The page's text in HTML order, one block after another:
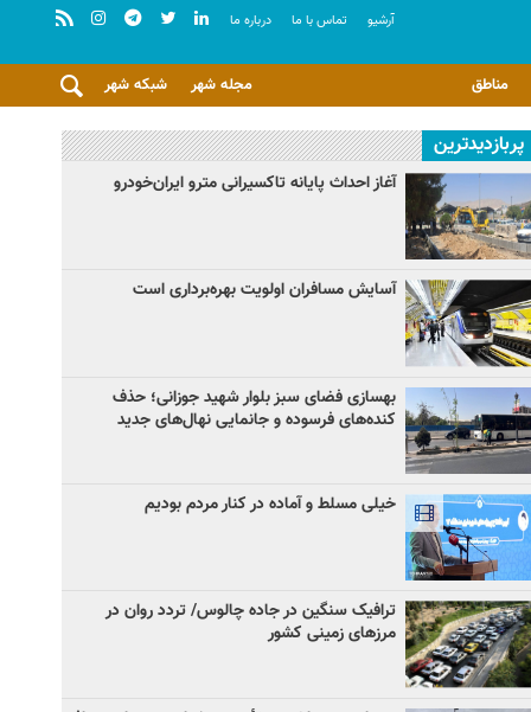
آرشيو تماس با ما درباره ما
مناطق شبکه شهر مجله شهر
پربازدیدترین
آغاز احداث پایانه تاکسیرانی مترو ایران‌خودرو
آسایش مسافران اولویت بهره‌برداری است
بهسازی فضای سبز بلوار شهید جوزانی؛ حذف
کنده‌های فرسوده و جانمایی نهال‌های جدید
خیلی مسلط و آماده در کنار مردم بودیم
ترافیک سنگین در جاده چالوس/ تردد روان در
مرزهای زمینی کشور